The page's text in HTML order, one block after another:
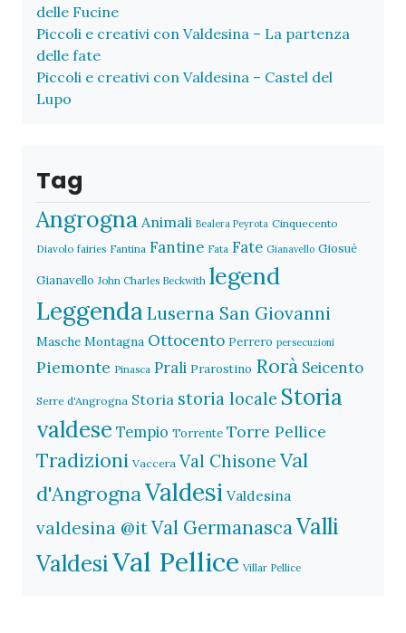
delle Fucine
Piccoli e creativi con Valdesina – La partenza
delle fate
Piccoli e creativi con Valdesina – Castel del
Lupo
Tag
Angrogna Animali Bealera Peyrota Cinquecento
Diavolo fairies Fantina Fantine Fata Fate Gianavello Giosuè
Gianavello John Charles Beckwith legend
Leggenda Luserna San Giovanni
Masche Montagna Ottocento Perrero persecuzioni
Piemonte Pinasca Prali Prarostino Rorà Seicento
Serre d'Angrogna Storia storia locale Storia
valdese Tempio Torrente Torre Pellice
Tradizioni Vaccera Val Chisone Val
d'AngrognaValdesi Valdesina
valdesina @itVal GermanascaValli
ValdesiVal Pellice Villar Pellice